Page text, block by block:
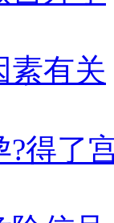
素有关
得了